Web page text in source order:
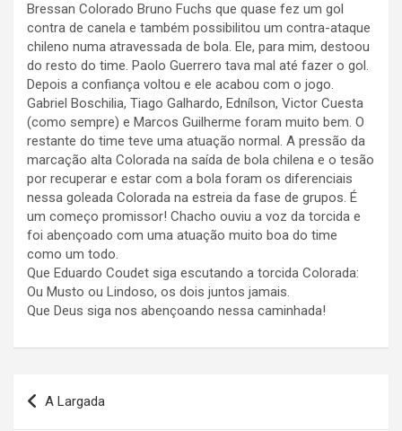
Bressan Colorado Bruno Fuchs que quase fez um gol
contra de canela e também possibilitou um contra-ataque
chileno numa atravessada de bola. Ele, para mim, destoou
do resto do time. Paolo Guerrero tava mal até fazer o gol.
Depois a confiança voltou e ele acabou com o jogo.
Gabriel Boschilia, Tiago Galhardo, Ednílson, Victor Cuesta
(como sempre) e Marcos Guilherme foram muito bem. O
restante do time teve uma atuação normal. A pressão da
marcação alta Colorada na saída de bola chilena e o tesão
por recuperar e estar com a bola foram os diferenciais
nessa goleada Colorada na estreia da fase de grupos. É
um começo promissor! Chacho ouviu a voz da torcida e
foi abençoado com uma atuação muito boa do time
como um todo.
Que Eduardo Coudet siga escutando a torcida Colorada:
Ou Musto ou Lindoso, os dois juntos jamais.
Que Deus siga nos abençoando nessa caminhada!
Navegação
de
A Largada